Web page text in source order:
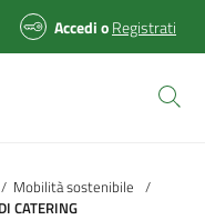
AccedioRegistrati
/ Mobilità sostenibile /
CATERING